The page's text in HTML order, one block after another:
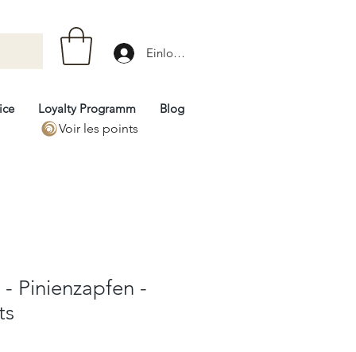
Einloggen
Loyalty Programm
Blog
Voir les points
Pinienzapfen -